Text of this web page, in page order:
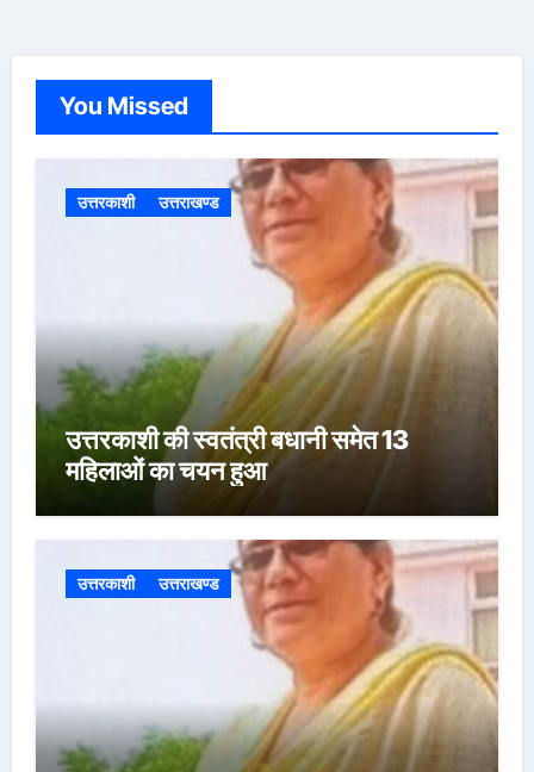
You Missed
उत्तरकाशी उत्तराखण्ड
उत्तरकाशी की स्वतंत्री बधानी समेत 13
महिलाओं का चयन हुआ
उत्तरकाशी उत्तराखण्ड